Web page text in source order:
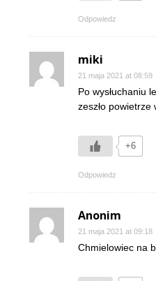
Odpowiedz
miki
21 maja 2021 at 08:59
Po wysłuchaniu
zeszło
+6
Odpowiedz
Anonim
21 maja 2021 at 09:18
Chmielowiec na